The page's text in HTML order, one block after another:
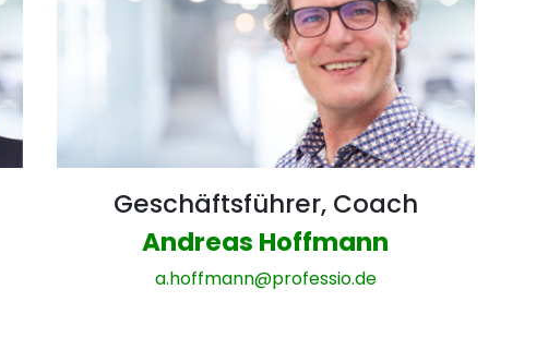
Geschäftsführer, Coach
Andreas Hoffmann
a.hoffmann@professio.de